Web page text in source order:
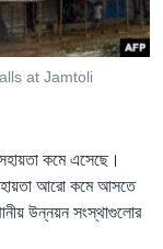
at Jamtoli
কমে এসেছে।
আরো কমে আসতে
উন্নয়ন সংস্থাগুলোর